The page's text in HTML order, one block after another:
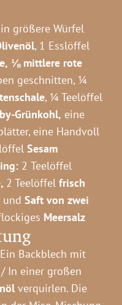
in größere Würfel
, 1 Esslöffel
⅛ mittlere rote
geschnitten, ¼
, ¼ Teelöffel
Grünkohl, eine
eine Handvoll
Sesam
2 Teelöffel
2 Teelöffel frisch
und Saft von zwei
Meersalz
Backblech mit
In einer großen
verquirlen. Die